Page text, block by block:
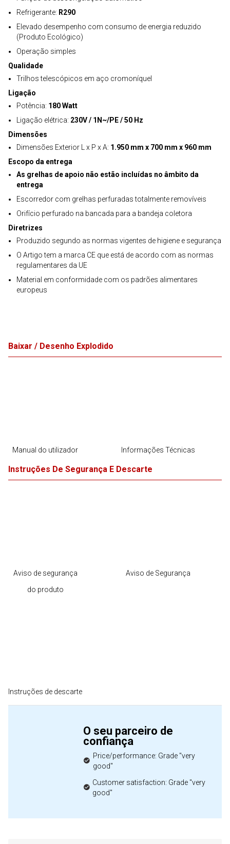
Refrigerante: R290
Elevado desempenho com consumo de energia reduzido
(Produto Ecológico)
Operação simples
Qualidade
Trilhos telescópicos em aço cromoníquel
Ligação
Potência: 180 Watt
Ligação elétrica: 230V / 1N~/PE / 50 Hz
Dimensões
Dimensões Exterior L x P x A: 1.950 mm x 700 mm x 960 mm
Escopo da entrega
As grelhas de apoio não estão incluídas no âmbito da
entrega
Escorredor com grelhas perfuradas totalmente removíveis
Orifício perfurado na bancada para a bandeja coletora
Diretrizes
Produzido segundo as normas vigentes de higiene e segurança
O Artigo tem a marca CE que está de acordo com as normas
regulamentares da UE
Material em conformidade com os padrões alimentares
europeus
Baixar / Desenho Explodido
Manual do utilizador Informações Técnicas
Instruções De Segurança E Descarte
Aviso de segurança
do produto
Aviso de Segurança
Instruções de descarte
O seu parceiro de
confiança
Price/performance: Grade "very
good"
Customer satisfaction: Grade "very
good"